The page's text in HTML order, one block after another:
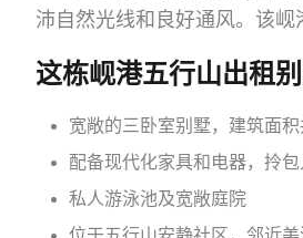
沛自然光线和良好通风。该岘
这栋岘港五行山出租
宽敞的三卧室别墅，建筑面
配备现代化家具和电器，拎包
私人游泳池及宽敞庭院